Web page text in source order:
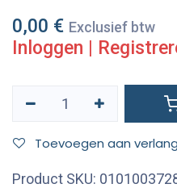
0,00 € Exclusief btw
Inloggen
Toevoegen aan
Product SKU: